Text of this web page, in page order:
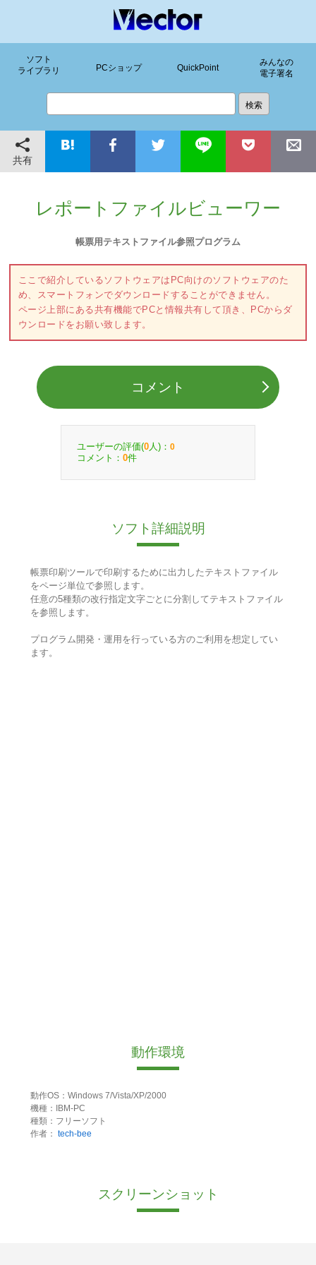
ソフト
ライブラリ
PCショップ QuickPoint
みんなの
電子署名
共有
レポートファイルビューワー
帳票用テキストファイル参照プログラム
ここで紹介しているソフトウェアはPC向けのソフトウェアのた
め、スマートフォンでダウンロードすることができません。
ページ上部にある共有機能でPCと情報共有して頂き、PCからダ
ウンロードをお願い致します。
コメント
ユーザーの評価(0 人)： 0
コメント： 0件
ソフト詳細説明
帳票印刷ツールで印刷するために出力したテキストファイル
をページ単位で参照します。
任意の5種類の改行指定文字ごとに分割してテキストファイル
を参照します。
プログラム開発・運用を行っている方のご利用を想定してい
ます。
動作環境
動作OS：Windows 7/Vista/XP/2000
機種：IBM-PC
種類：フリーソフト
作者： tech-bee
スクリーンショット